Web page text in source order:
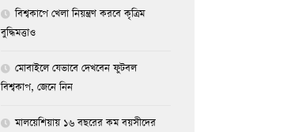
বিশ্বকাপে খেলা নিয়ন্ত্রণ করবে কৃত্রিম
বুদ্ধিমত্তাও
মোবাইলে যেভাবে দেখবেন ফুটবল
বিশ্বকাপ, জেনে নিন
মালয়েশিয়ায় ১৬ বছরের কম বয়সীদের